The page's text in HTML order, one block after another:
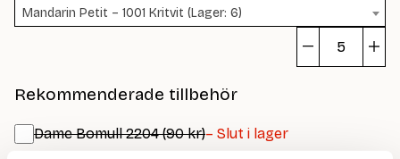
Mandarin Petit – 1001 Kritvit (Lager: 6)
Rekommenderade tillbehör
Dame Bomull 2204 (90 kr)– Slut i lager